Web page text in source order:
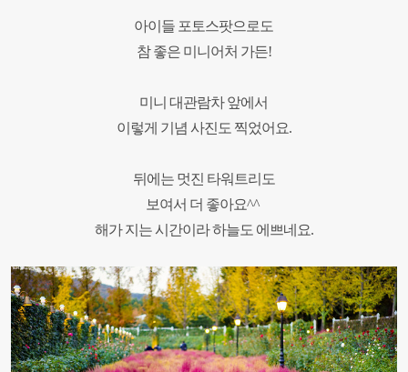
아이들 포토스팟으로도
참 좋은 미니어처 가든!
미니 대관람차 앞에서
이렇게 기념 사진도 찍었어요.
뒤에는 멋진 타워트리도
보여서 더 좋아요^^
해가 지는 시간이라 하늘도 에쁘네요.